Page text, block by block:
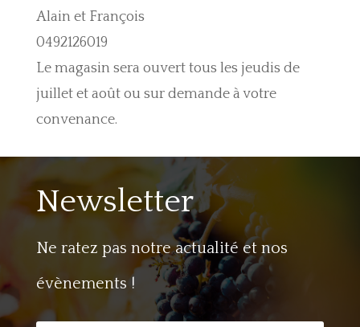
Alain et François
0492126019
Le magasin sera ouvert tous les jeudis de
juillet et août ou sur demande à votre
convenance.
Newsletter
Ne ratez pas notre actualité et nos
évènements !